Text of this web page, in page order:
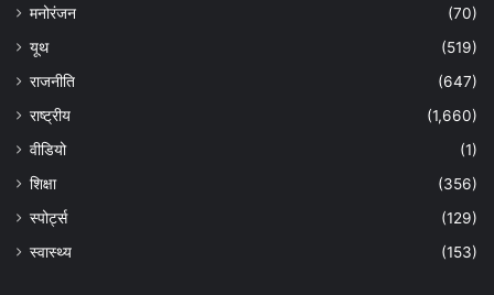
मनोरंजन
(70)
यूथ
(519)
राजनीति
(647)
राष्ट्रीय
(1,660)
वीडियो
(1)
शिक्षा
(356)
स्पोर्ट्स
(129)
स्वास्थ्य
(153)